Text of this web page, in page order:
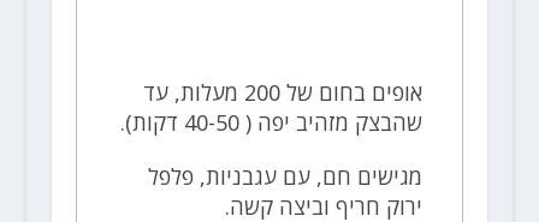
אופים בחום של 200 מעלות, עד
שהבצק מזהיב יפה ( 40-50 דקות).
מגישים חם, עם עגבניות, פלפל
ירוק חריף וביצה קשה.